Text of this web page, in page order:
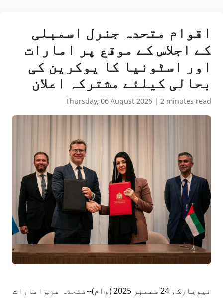
اقوام متحدہ جنرل اسمبلی
کے اجلاس کے موقع پر امارات
اور اسٹونیا کا یوکرین کی
بحالی کیلئے مشترکہ اعلان
Thursday, 06 August 2026 | 2 minutes read
نیویارک، 24 ستمبر 2025 (وام)--متحدہ عرب امارات